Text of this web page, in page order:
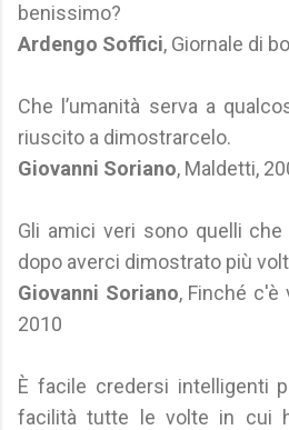
benissimo?
Ardengo Soffici, Giornale di
Che l’umanità serva a
riuscito a dimostrarcelo.
Giovanni Soriano, Maldetti,
Gli amici veri sono quelli
dopo averci dimostrato più
Giovanni Soriano, Finché c'è
2010
È facile credersi intelligenti
facilità tutte le volte in cui